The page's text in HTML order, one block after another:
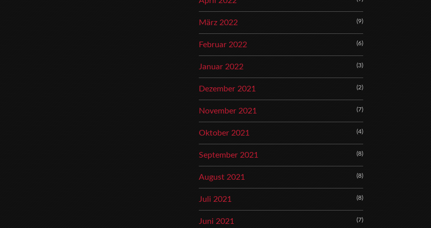
März 2022 (9)
Februar 2022 (6)
Januar 2022 (3)
Dezember 2021 (2)
November 2021 (7)
Oktober 2021 (4)
September 2021 (8)
August 2021 (8)
Juli 2021 (8)
Juni 2021 (7)